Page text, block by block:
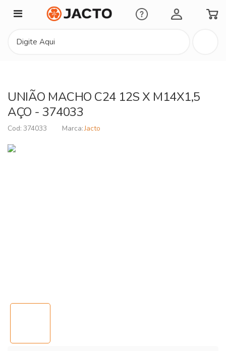
Minha Conta
UNIÃO MACHO C24 12S X M14X1,5
AÇO - 374033
374033 Jacto